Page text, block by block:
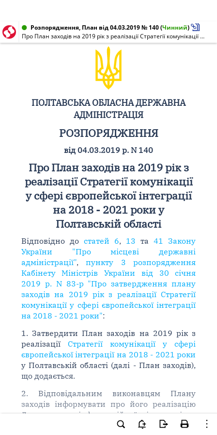
Розпорядження, План від 04.03.2019 № 140(Чинний)
Про План заходів на 2019 рік з реалізації Стратегії комунікації у сфері європейської інтеграції на 2018 - 2021 роки у Полтавській області
ПОЛТАВСЬКА ОБЛАСНА ДЕРЖАВНА
АДМІНІСТРАЦІЯ
РОЗПОРЯДЖЕННЯ
від 04.03.2019 р. N 140
Про План заходів на 2019 рік з
реалізації Стратегії комунікації
у сфері європейської інтеграції
на 2018 - 2021 роки у
Полтавській області
Відповідно до статей 6, 13 та41 Закону
України "Про місцеві державні
адміністрації",пункту 3 розпорядження
Кабінету Міністрів України від 30 січня
2019 р. N 83-р "Про затвердження плану
заходів на 2019 рік з реалізації Стратегії
комунікації у сфері європейської інтеграції
на 2018 - 2021 роки":
1. Затвердити План заходів на 2019 рік з
реалізації Стратегії комунікації у сфері
європейської інтеграції на 2018 - 2021 роки
у Полтавській області (далі - План заходів),
що додається.
2. Відповідальним виконавцям Плану
заходів інформувати про його реалізацію
Департамент інформаційної діяльності та
комунікацій з громадськістю обласної